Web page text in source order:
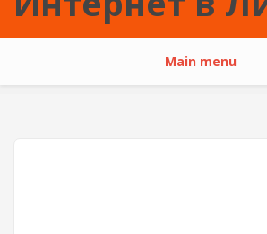
Main menu